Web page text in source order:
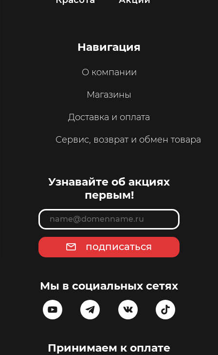
Навигация
О компании
Магазины
Доставка и оплата
Сервис, возврат и обмен товара
Узнавайте об акциях
первым!
подписаться
Мы в социальных сетях
Принимаем к оплате